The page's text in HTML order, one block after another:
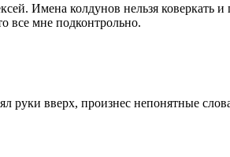
Имена колдунов нельзя коверкать
все мне подконтрольно.
руки вверх, произнес непонятные